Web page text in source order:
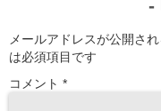
-
メールアドレスが公開さ
は必須項目です
コメント *